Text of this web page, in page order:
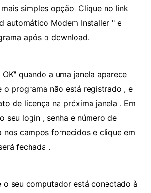
simples opção. Clique no link
automático Modem Installer " e
após o download.
OK" quando a uma janela aparece
o programa não está registrado , e
de licença na próxima janela . Em
seu login , senha e número de
nos campos fornecidos e clique em
fechada .
o seu computador está conectado à